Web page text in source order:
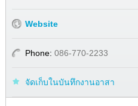
Website
Phone: 086-770-2233
จัดเก็บในบันทึกงานอาสา